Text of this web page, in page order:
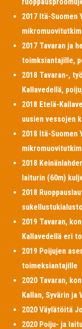
2017 Itä-Suomen
2017 Tavaran ja
toimksiantajille,
2018 Tavaran-,
Kallavedellä,
2018 Etelä-
uusien vessojen
2018 Itä-Suomen
2018
laiturin (60m)
2018
2019 Tavaran,
Kallavedellä eri
2019 Poijujen
toimeksiantajille
2020 Tavaran,
Kallan, Syvärin
2020 Väylätöitä
2020 Poiju- ja